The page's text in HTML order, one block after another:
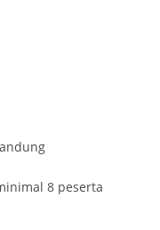
8 peserta